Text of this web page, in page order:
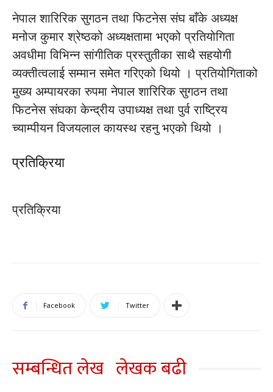
नेपाल शारिरिक सुगठन तथा फिटनेस संघ बाँके अध्यक्ष
मनोज कुमार श्रेष्ठको अध्यक्षतामा भएको प्रतियोगिता
अवधीमा विभिन्न सांगीतिक प्रस्तुतीका साथै सहयोगी
व्यक्तीत्वलाई सम्मान समेत गरिएको थियो । प्रतियोगिताको
मुख्य अम्पायरका रुपमा नेपाल शारिरिक सुगठन तथा
फिटनेस संघका केन्द्रीय उपाध्यक्ष तथा पुर्व राष्ट्रिय
च्याम्पीयन विजयलाल कायस्थ रहनु भएको थियो ।
प्रतिक्रिया
प्रतिक्रिया
Facebook Twitter
सम्बन्धित लेख लेखक बढी